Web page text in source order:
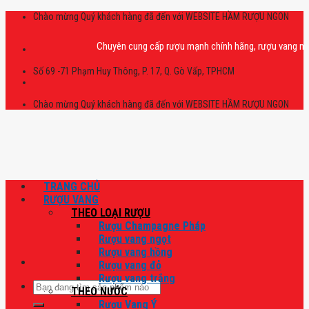
Skip
Chào mừng Quý khách hàng đã đến với WEBSITE HẦM RƯỢU NGON
Chuyên cung cấp rượu mạnh chính hãng, rượu vang nhập
Số 69 -71 Phạm Huy Thông, P. 17, Q. Gò Vấp, TPHCM
Chào mừng Quý khách hàng đã đến với WEBSITE HẦM RƯỢU NGON
Tìm
kiếm:
TRANG CHỦ
RƯỢU VANG
THEO LOẠI RƯỢU
Rượu Champagne Pháp
Rượu vang ngọt
Rượu vang hồng
Rượu vang đỏ
Rượu vang trắng
THEO NƯỚC
Rượu Vang Ý